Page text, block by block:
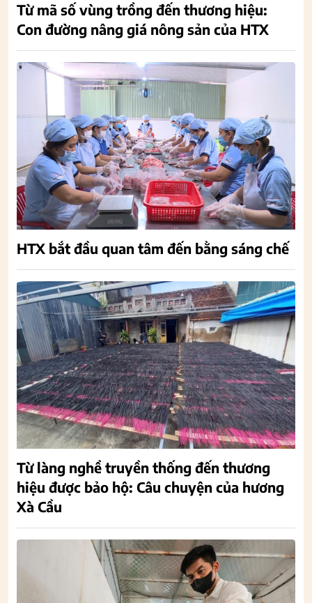
Từ mã số vùng trồng đến thương hiệu:
Con đường nâng giá nông sản của HTX
HTX bắt đầu quan tâm đến bằng sáng chế
Từ làng nghề truyền thống đến thương
hiệu được bảo hộ: Câu chuyện của hương
Xà Cầu